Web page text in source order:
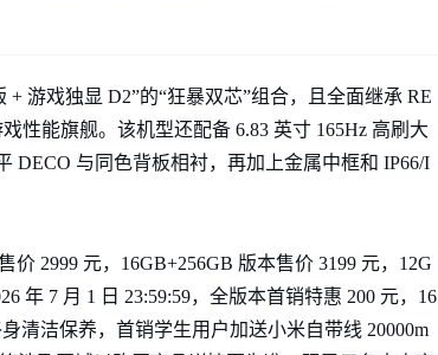
游戏独显 D2”的“狂暴双芯”组合，且全面继承 RE
性能旗舰。该机型还配备 6.83 英寸 165Hz 高刷大
DECO 与同色背板相衬，再加上金属中框和 IP66/I
2999 元，16GB+256GB 版本售价 3199 元，12G
年 7 月 1 日 23:59:59，全版本首销特惠 200 元，16
清洁保养，首销学生用户加送小米自带线 20000m